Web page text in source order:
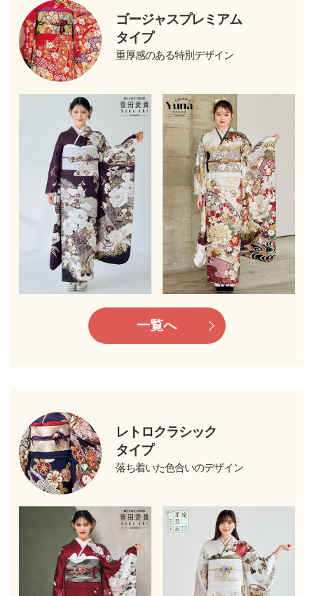
ゴージャスプレミアム
タイプ
重厚感のある特別デザイン
一覧へ
レトロクラシック
タイプ
落ち着いた色合いのデザイン